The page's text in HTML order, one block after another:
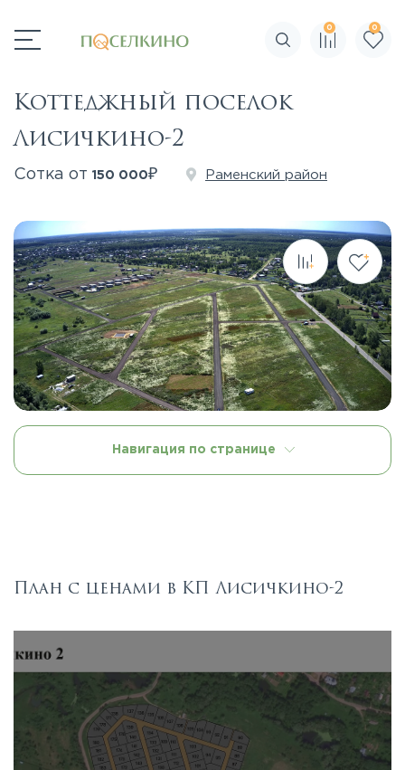
Поиск по сайту
0 0
Коттеджный поселок
Лисичкино-2
Сотка от 150 000₽ Раменский район
Навигация по странице
План с ценами в КП Лисичкино-2